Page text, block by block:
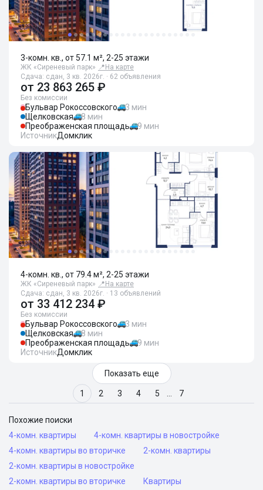
3-комн. кв., от 57.1 м², 2-25 этажи
ЖК «Сиреневый парк» 📍 На карте
Сдача: сдан, 3 кв. 2026г. · 62 объявления
от 23 863 265 ₽
Без комиссии
Бульвар Рокоссовского
3 мин
Щелковская
8 мин
Преображенская площадь
9 мин
ИсточникДомклик
4-комн. кв., от 79.4 м², 2-25 этажи
ЖК «Сиреневый парк» 📍 На карте
Сдача: сдан, 3 кв. 2026г. · 13 объявлений
от 33 412 234 ₽
Без комиссии
Бульвар Рокоссовского
3 мин
Щелковская
8 мин
Преображенская площадь
9 мин
ИсточникДомклик
Показать еще
1 2 3 4 5 7
Похожие поиски
4-комн. квартиры
4-комн. квартиры в новостройке
4-комн. квартиры во вторичке
2-комн. квартиры
2-комн. квартиры в новостройке
2-комн. квартиры во вторичке
Квартиры